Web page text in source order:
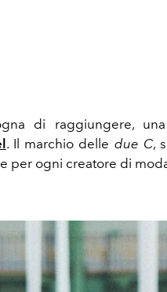
di raggiungere,
. Il marchio delle due C,
per ogni creatore di